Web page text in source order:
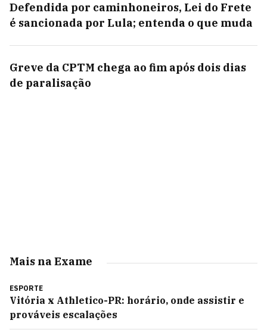
Defendida por caminhoneiros, Lei do Frete
é sancionada por Lula; entenda o que muda
Greve da CPTM chega ao fim após dois dias
de paralisação
Mais na Exame
ESPORTE
Vitória x Athletico-PR: horário, onde assistir e
prováveis escalações